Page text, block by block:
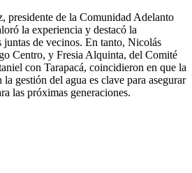
presidente de la Comunidad Adelanto
la experiencia y destacó la
juntas de vecinos. En tanto, Nicolás
Centro, y Fresia Alquinta, del Comité
con Tarapacá, coincidieron en que la
gestión del agua es clave para asegurar
las próximas generaciones.